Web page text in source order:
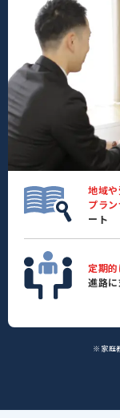
地域
プラ
ート
定期
進路
※家庭